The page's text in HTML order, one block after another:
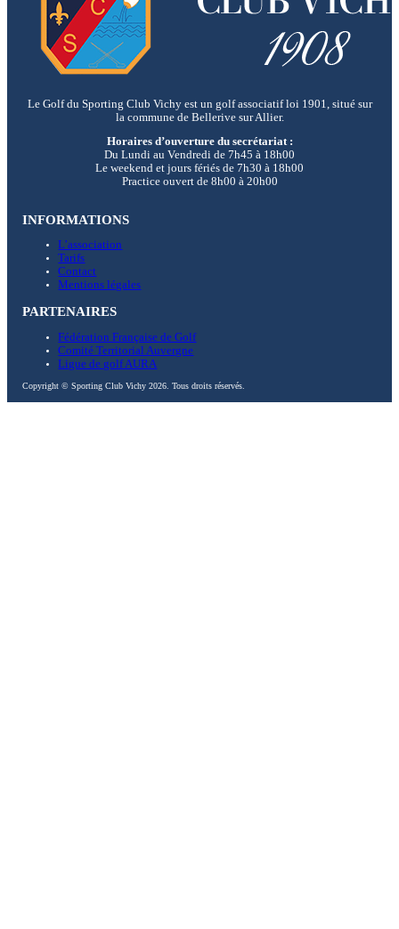
Le Golf du Sporting Club Vichy est un golf associatif loi 1901, situé sur
la commune de Bellerive sur Allier.
Horaires d’ouverture du secrétariat :
Du Lundi au Vendredi de 7h45 à 18h00
Le weekend et jours fériés de 7h30 à 18h00
Practice ouvert de 8h00 à 20h00
INFORMATIONS
L’association
Tarifs
Contact
Mentions légales
PARTENAIRES
Fédération Française de Golf
Comité Territorial Auvergne
Ligue de golf AURA
Copyright © Sporting Club Vichy 2026. Tous droits réservés.